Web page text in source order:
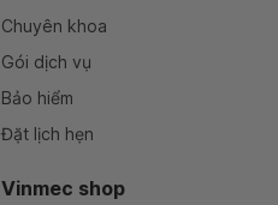
Chuyên khoa
Gói dịch vụ
Bảo hiểm
Đặt lịch hẹn
Vinmec shop